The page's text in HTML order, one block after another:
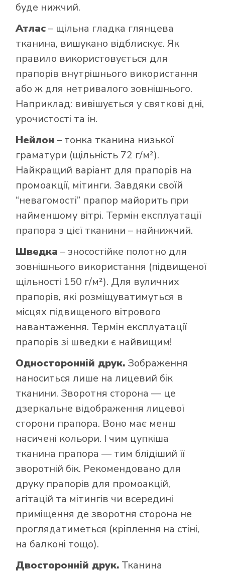
буде нижчий.
Атлас– щільна гладка глянцева
тканина, вишукано відблискує. Як
правило використовується для
прапорів внутрішнього використання
або ж для нетривалого зовнішнього.
Наприклад: вивішується у святкові дні,
урочистості та ін.
Нейлон – тонка тканина низької
граматури (щільність 72 г/м²).
Найкращий варіант для прапорів на
промоакції, мітинги. Завдяки своїй
“невагомості” прапор майорить при
найменшому вітрі. Термін експлуатації
прапора з цієї тканини – найнижчий.
Шведка – зносостійке полотно для
зовнішнього використання (підвищеної
щільності 150 г/м²). Для вуличних
прапорів, які розміщуватимуться в
місцях підвищеного вітрового
навантаження. Термін експлуатації
прапорів зі шведки є найвищим!
Односторонній друк. Зображення
наноситься лише на лицевий бік
тканини. Зворотня сторона — це
дзеркальне відображення лицевої
сторони прапора. Воно має менш
насичені кольори. І чим цупкіша
тканина прапора — тим блідіший її
зворотній бік. Рекомендовано для
друку прапорів для промоакцій,
агітацій та мітингів чи всередині
приміщення де зворотня сторона не
проглядатиметься (кріплення на стіні,
на балконі тощо).
Двосторонній друк. Тканина